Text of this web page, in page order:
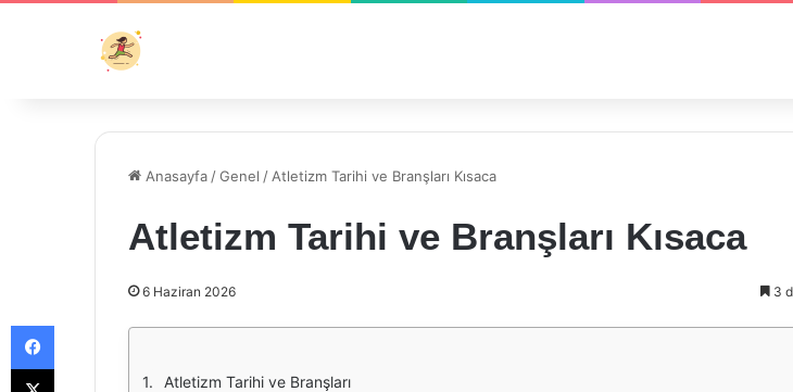
Anasayfa /Genel / Atletizm Tarihi ve Branşları Kısaca
Atletizm Tarihi ve Branşları Kısaca
6 Haziran 2026 3
Atletizm Tarihi ve Branşları
Facebook
X